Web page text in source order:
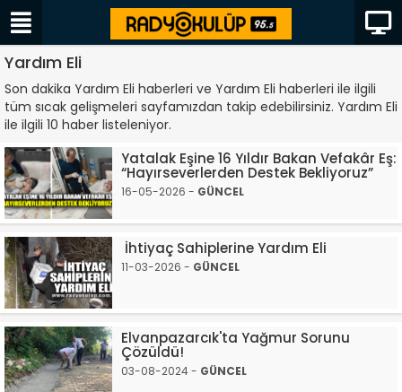
Yardım Eli
Son dakika Yardım Eli haberleri ve Yardım Eli haberleri ile ilgili
tüm sıcak gelişmeleri sayfamızdan takip edebilirsiniz. Yardım Eli
ile ilgili 10 haber listeleniyor.
Yatalak Eşine 16 Yıldır Bakan Vefakâr Eş:
“Hayırseverlerden Destek Bekliyoruz”
16-05-2026 - GÜNCEL
İhtiyaç Sahiplerine Yardım Eli
11-03-2026 - GÜNCEL
Elvanpazarcık'ta Yağmur Sorunu
Çözüldü!
03-08-2024 - GÜNCEL